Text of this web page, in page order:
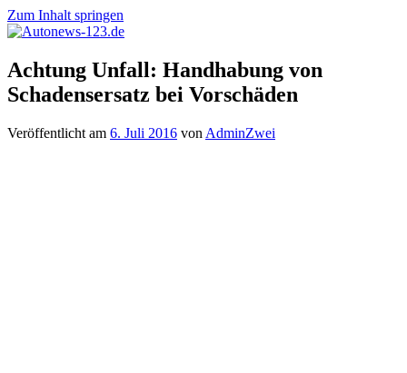
Zum Inhalt springen
Autonews-
123.de
Autonews
mit
Charme
Achtung Unfall: Handhabung von
Schadensersatz bei Vorschäden
Veröffentlicht am 6. Juli 2016 von AdminZwei